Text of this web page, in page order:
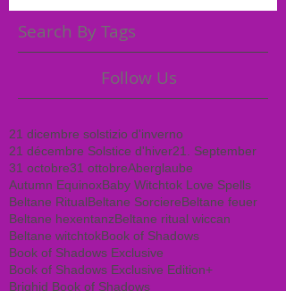
Search By Tags
Follow Us
21 dicembre solstizio d'inverno
21 décembre Solstice d'hiver21. September
31 octobre31 ottobreAberglaube
Autumn EquinoxBaby Witchtok Love Spells
Beltane RitualBeltane SorciereBeltane feuer
Beltane hexentanzBeltane ritual wiccan
Beltane witchtokBook of Shadows
Book of Shadows Exclusive
Book of Shadows Exclusive Edition+
Brighid Book of Shadows